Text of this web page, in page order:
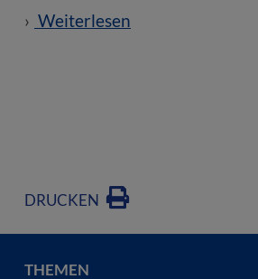
Weiterlesen
DRUCKEN
THEMEN